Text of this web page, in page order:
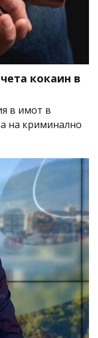
кокаин в
в имот в
на криминално